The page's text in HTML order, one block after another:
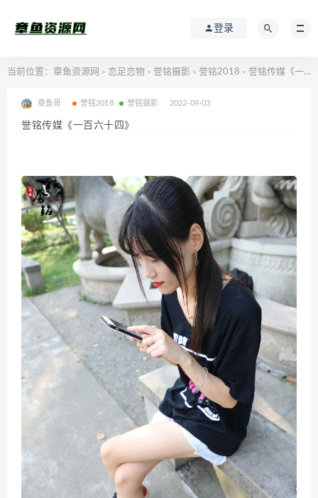
登录
当前位置： 章鱼资源网 > 恋足恋物 > 誉铭摄影 > 誉铭2018 > 誉铭传媒《一百六十四》
章鱼哥 誉铭2018 誉铭摄影 2022-09-03
誉铭传媒《一百六十四》